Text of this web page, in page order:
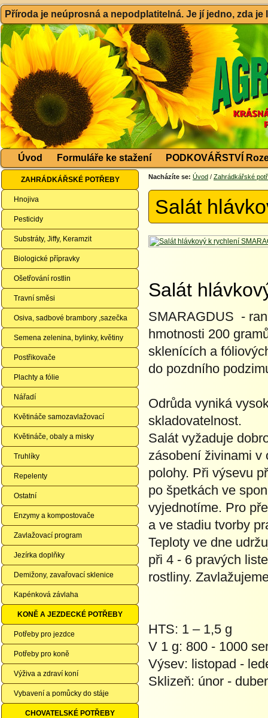
Příroda je neúprosná a nepodplatitelná. Je jí jedno, zda
Úvod Formuláře ke stažení PODKOVÁŘSTVÍ
ZAHRÁDKÁŘSKÉ POTŘEBY
Hnojiva
Pesticidy
Substráty, Jiffy, Keramzit
Biologické přípravky
Ošetřování rostlin
Travní směsi
Osiva, sadbové brambory ,sazečka
Semena zelenina, bylinky, květiny
Postřikovače
Plachty a fólie
Nářadí
Květináče samozavlažovací
Květináče, obaly a misky
Truhlíky
Repelenty
Ostatní
Enzymy a kompostovače
Zavlažovací program
Jezírka doplňky
Demižony, zavařovací sklenice
Kapénková závlaha
KONĚ A JEZDECKÉ POTŘEBY
Potřeby pro jezdce
Potřeby pro koně
Výživa a zdraví koní
Vybavení a pomůcky do stáje
CHOVATELSKÉ POTŘEBY
Nacházíte se: Úvod / Zahrádkářské
Salát
Salát
SMARAGDUS -
hmotnosti 200
sklenících a
do pozdního
Odrůda vyniká
skladovatelnost.
Salát vyžaduje
zásobení živinami v
polohy. Při výsevu
po špetkách ve
vyjednotíme. Pro
a ve stadiu tvorby
Teploty ve dne
při 4 - 6 pravých
rostliny.
HTS: 1 – 1,5 g
V 1 g: 800 - 1000
Výsev: listopad -
Sklizeň: únor -